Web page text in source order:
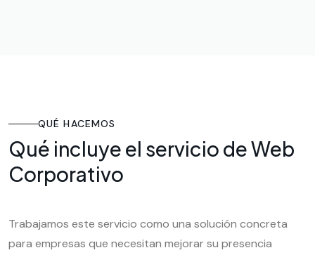
QUÉ HACEMOS
Qué incluye el servicio de Web
Corporativo
Trabajamos este servicio como una solución concreta
para empresas que necesitan mejorar su presencia